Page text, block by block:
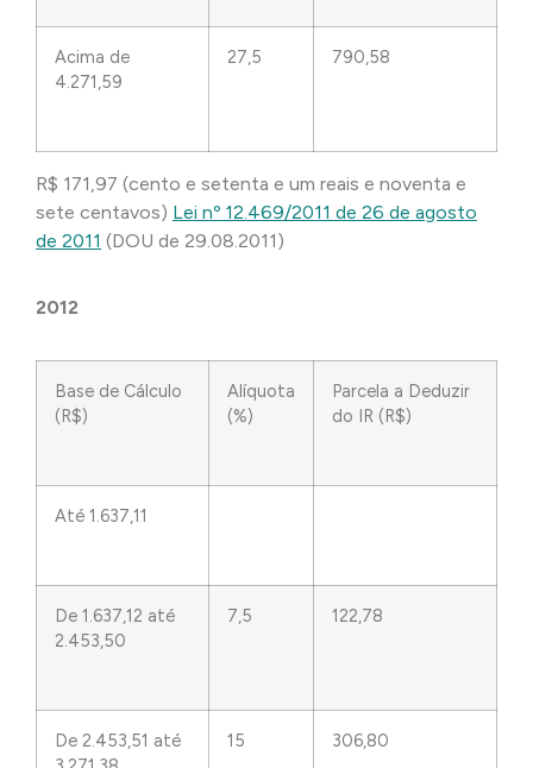
Acima de
4.271,59
27,5 790,58
R$ 171,97 (cento e setenta e um reais e noventa e
sete centavos) Lei nº 12.469/2011 de 26 de agosto
de 2011 (DOU de 29.08.2011)
2012
Base de Cálculo
(R$)
Alíquota
(%)
Parcela a Deduzir
do IR (R$)
Até 1.637,11
De 1.637,12 até
2.453,50
7,5 122,78
De 2.453,51 até
15 306,80